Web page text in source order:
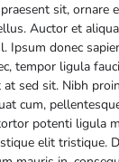
sit, ornare
Auctor et
Ipsum donec
tempor ligula
sed sit. Nibh
cum,
potenti ligula
elit tristique.